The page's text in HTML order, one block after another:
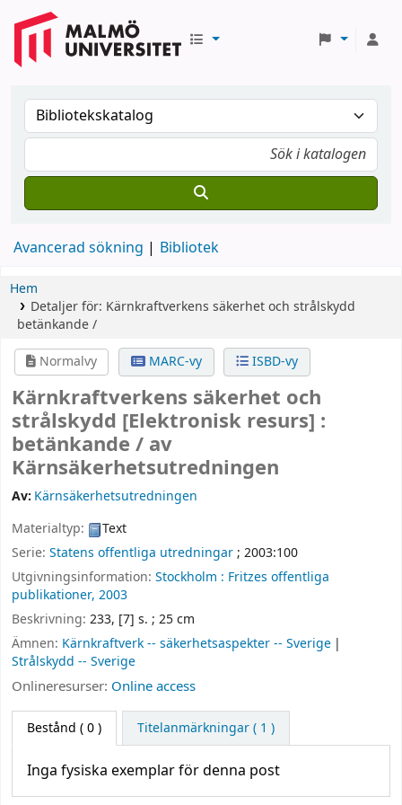
Avancerad sökning Bibliotek
Hem
Detaljer för: Kärnkraftverkens säkerhet och strålskydd
betänkande /
Normalvy
MARC-vy ISBD-vy
Kärnkraftverkens säkerhet och
strålskydd [Elektronisk resurs] :
betänkande / av
Kärnsäkerhetsutredningen
Av: Kärnsäkerhetsutredningen
Materialtyp:
Text
Serie: Statens offentliga utredningar; 2003:100
Utgivningsinformation: Stockholm : Fritzes offentliga
publikationer, 2003
Beskrivning: 233, [7] s. ; 25 cm
Ämnen: Kärnkraftverk -- säkerhetsaspekter -- Sverige
Strålskydd -- Sverige
Onlineresurser: Online access
Bestånd ( 0 ) Titelanmärkningar ( 1 )
Inga fysiska exemplar för denna post